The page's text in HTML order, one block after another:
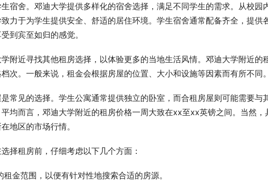
宿舍。邓迪大学提供多样化的宿舍选择，满足不同学生的需求。从校园
力于为学生提供安全、舒适的居住环境。学生宿舍通常配备齐全，提供
到宾至如归的感觉。
附近寻找其他租房选择，以体验更多的当地生活风情。邓迪大学附近的
次。一般来说，租金会根据房屋的位置、大小和设施等因素而有所不同。
常见的选择。学生公寓通常提供独立的卧室，而合租房屋则可能需要与
均而言，邓迪大学附近的租房价格一周大致在xx至xx英镑之间。当然，
地区的市场行情。
择租房前，仔细考虑以下几个方面：
金范围，以便有针对性地搜索合适的房源。